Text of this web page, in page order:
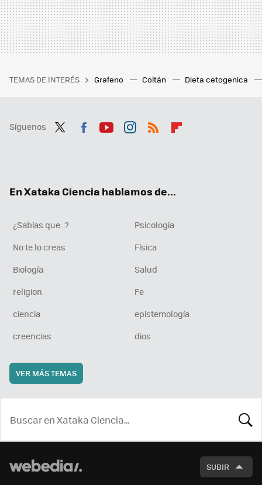
TEMAS DE INTERÉS Grafeno Coltán Dieta cetogenica
Síguenos
En Xataka Ciencia hablamos de...
¿Sabías que...?
Psicología
No te lo creas
Física
Biología
Salud
religion
Fe
ciencia
epistemología
creencias
dios
VER MÁS TEMAS
SUBIR